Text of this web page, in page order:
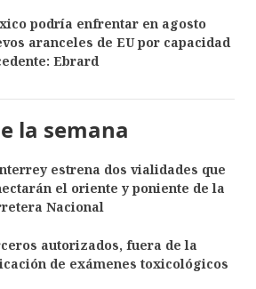
podría enfrentar en agosto
aranceles de EU por capacidad
Ebrard
la semana
estrena dos vialidades que
el oriente y poniente de la
Nacional
autorizados, fuera de la
de exámenes toxicológicos